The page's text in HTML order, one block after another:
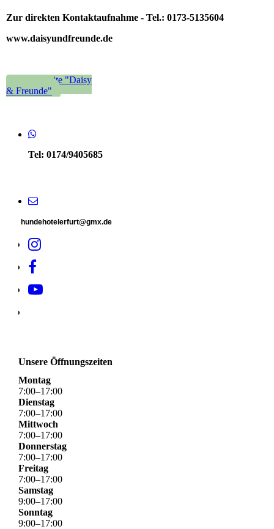
Zur direkten Kontaktaufnahme - Tel.: 0173-5135604
www.daisyundfreunde.de
Zur Website "Daisy
& Freunde"
Tel: 0174/9405685
hundehotelerfurt@gmx.de
Unsere Öffnungszeiten
Montag
7:00–17:00
Dienstag
7:00–17:00
Mittwoch
7:00–17:00
Donnerstag
7:00–17:00
Freitag
7:00–17:00
Samstag
9:00–17:00
Sonntag
9:00–17:00